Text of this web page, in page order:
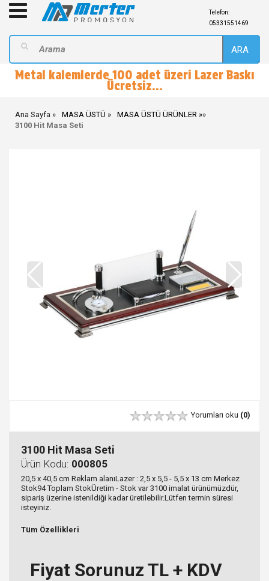
Telefon:
05331551469
ARA
Metal kalemlerde 100 adet üzeri Lazer Baskı
Ücretsiz...
Ana Sayfa MASA ÜSTÜ »
MASA ÜSTÜ ÜRÜNLER
3100 Hit Masa Seti
Yorumları oku (0)
3100 Hit Masa Seti
Ürün Kodu: 000805
20,5 x 40,5 cm Reklam alanıLazer : 2,5 x 5,5 - 5,5 x 13 cm Merkez
Stok94 Toplam StokÜretim - Stok var 3100 imalat ürünümüzdür,
sipariş üzerine istenildiği kadar üretilebilir.Lütfen termin süresi
isteyiniz.
Tüm Özellikleri
Fiyat Sorunuz TL + KDV